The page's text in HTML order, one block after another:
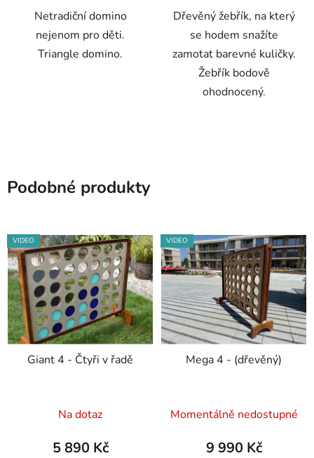
hvězdiček.
Netradiční domino
nejenom pro děti.
Triangle domino.
hvězdiček.
Dřevěný žebřík, na který
se hodem snažíte
zamotat barevné kuličky.
Žebřík bodově
ohodnocený.
Podobné produkty
VIDEO
Giant 4 - Čtyři v řadě
hodnocení
produktu
Na dotaz
5 890 Kč
VIDEO
Mega 4 - (dřevěný)
Momentálně nedostupné
9 990 Kč